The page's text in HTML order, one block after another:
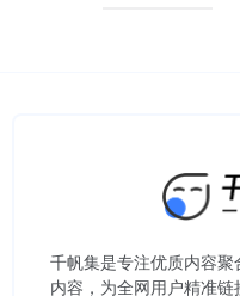
千帆集是专注优质内容
内容，为全网用户精准